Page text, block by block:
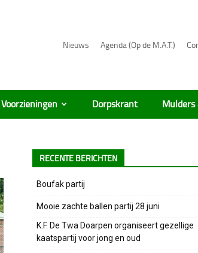
Nieuws Agenda (Op de M.A.T.)
Voorzieningen Dorpskrant Mulders
RECENTE BERICHTEN
Boufak partij
Mooie zachte ballen partij 28 juni
K.F. De Twa Doarpen organiseert gezellige
kaatspartij voor jong en oud